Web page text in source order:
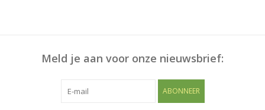
Meld je aan voor onze nieuwsbrief:
ABONNEER